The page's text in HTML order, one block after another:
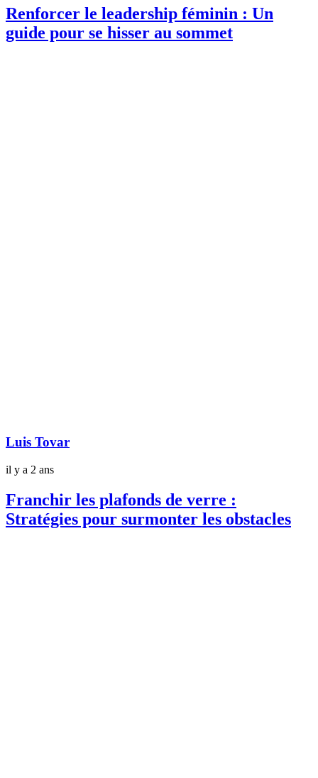
Renforcer le leadership féminin : Un
guide pour se hisser au sommet
Luis Tovar
il y a 2 ans
Franchir les plafonds de verre :
Stratégies pour surmonter les obstacles